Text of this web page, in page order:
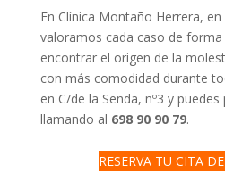
En Clínica Montaño Herrera, en
valoramos cada caso de
encontrar el origen de la
con más comodidad durante
en C/de la Senda, nº3 y
llamando al 698 90 90 79.
RESERVA TU CITA